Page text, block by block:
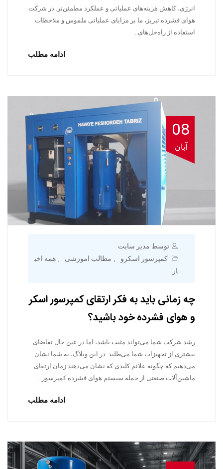
انرژی، کاهش هزینه‌های عملیاتی و عملکرد مطمئن‌تر. در شرکت
هوای فشرده تبریز، ما بر مزایای عملیاتی ملموس و ملاحظات
استفاده از راه‌حل‌های…
ادامه مطلب
08
آبان
توسط مدیر سایت
کمپرسور اسکرو
, مطالب اموزشی , همه اخب
ار
چه زمانی باید به فکر ارتقای کمپرسور اسکر
و هوای فشرده خود باشید؟
رشد شرکت شما می‌تواند مثبت باشد، اما در عین حال تقاضای
بیشتری از تجهیزات شما می‌طلبد. در این وبلاگ، به شما نشان
می‌دهیم که چگونه علائم کلیدی که نشان می‌دهند زمان ارتقای
ماشین‌آلات صنعتی از جمله سیستم هوای فشرده کمپرسور…
ادامه مطلب